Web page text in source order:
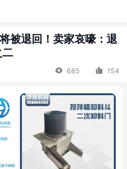
被退回！卖家哀嚎：退
二
685 154